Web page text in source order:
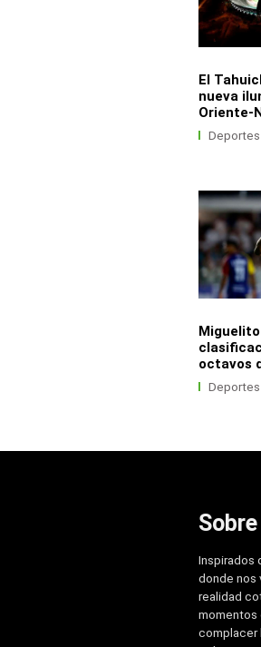
El
nueva
Oriente-
Deportes
octavos
Deportes
Inspirados
donde nos
realidad
momentos
complacer